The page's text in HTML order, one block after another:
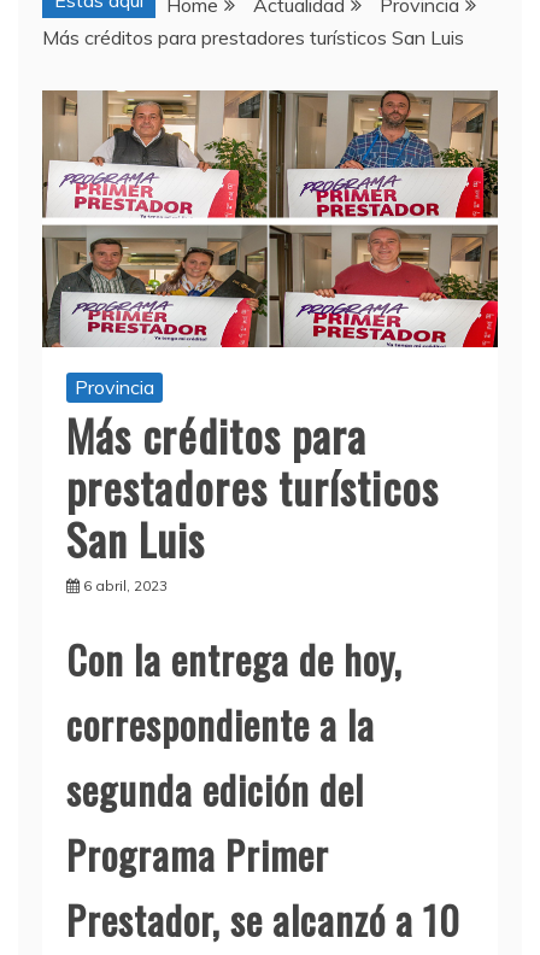
Home Actualidad
Provincia
Más créditos para prestadores turísticos San Luis
Provincia
Más créditos para
prestadores turísticos
San Luis
6 abril, 2023
Con la entrega de hoy,
correspondiente a la
segunda edición del
Programa Primer
Prestador, se alcanzó a 10